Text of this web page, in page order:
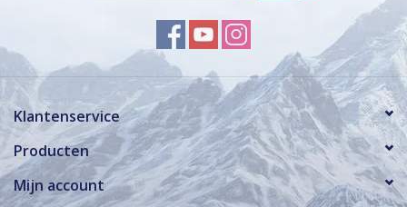
Klantenservice
Producten
Mijn account